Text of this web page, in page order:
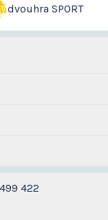
dvouhra SPORT
422